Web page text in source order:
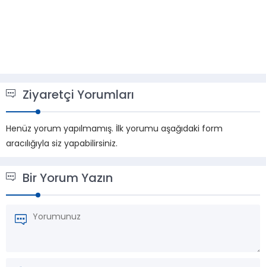
Ziyaretçi Yorumları
Henüz yorum yapılmamış. İlk yorumu aşağıdaki form
aracılığıyla siz yapabilirsiniz.
Bir Yorum Yazın